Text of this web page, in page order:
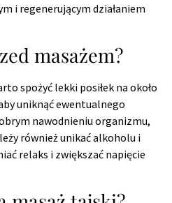
i regenerującym działaniem
masażem?
spożyć lekki posiłek na około
uniknąć ewentualnego
nawodnieniu organizmu,
również unikać alkoholu i
relaks i zwiększać napięcie